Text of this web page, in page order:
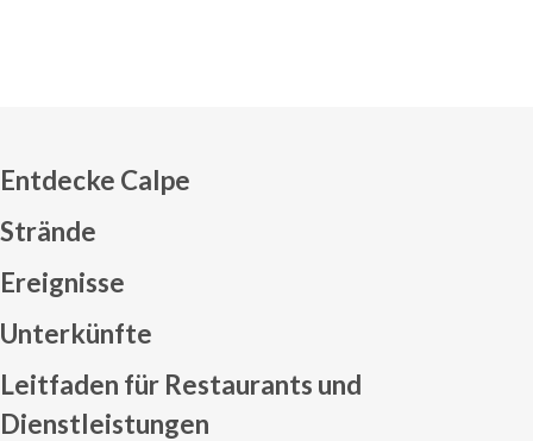
Entdecke Calpe
Strände
Ereignisse
Unterkünfte
Leitfaden für Restaurants und
Dienstleistungen